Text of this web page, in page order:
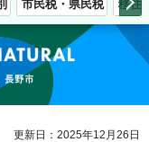
市民税・県民税 移住
。長野市
更新日：2025年12月26日